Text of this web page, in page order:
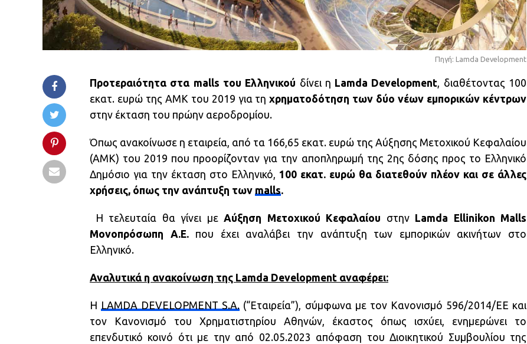
Πηγή: Lamda Development
Προτεραιότητα στα malls του Ελληνικού δίνει η Lamda Development, διαθέτοντας 100
εκατ. ευρώ της ΑΜΚ του 2019 για τηχρηματοδότηση των δύο νέων εμπορικών κέντρων
στην έκταση του πρώην αεροδρομίου.
Όπως ανακοίνωσε η εταιρεία, από τα 166,65 εκατ. ευρώ της Αύξησης Μετοχικού Κεφαλαίου
(ΑΜΚ) του 2019 που προορίζονταν για την αποπληρωμή της 2ης δόσης προς το Ελληνικό
Δημόσιο για την έκταση στο Ελληνικό, 100 εκατ. ευρώ θα διατεθούν πλέον και σε άλλες
χρήσεις, όπως την ανάπτυξη των malls.
H τελευταία θα γίνει με Αύξηση Μετοχικού Κεφαλαίου στην
Lamda Ellinikon Malls
Μονοπρόσωπη Α.Ε.που έχει αναλάβει την ανάπτυξη των εμπορικών ακινήτων στο
Ελληνικό.
Αναλυτικά η ανακοίνωση της Lamda Development αναφέρει:
Η LAMDA DEVELOPMENT S.A. (“Εταιρεία”), σύμφωνα με τον Κανονισμό 596/2014/ΕΕ και
τον Κανονισμό του Χρηματιστηρίου Αθηνών, έκαστος όπως ισχύει, ενημερώνει το
επενδυτικό κοινό ότι με την από 02.05.2023 απόφαση του Διοικητικού Συμβουλίου της